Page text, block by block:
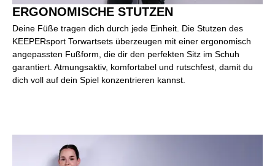
ERGONOMISCHE STUTZEN
Deine Füße tragen dich durch jede Einheit. Die Stutzen des
KEEPERsport Torwartsets überzeugen mit einer ergonomisch
angepassten Fußform, die dir den perfekten Sitz im Schuh
garantiert. Atmungsaktiv, komfortabel und rutschfest, damit du
dich voll auf dein Spiel konzentrieren kannst.